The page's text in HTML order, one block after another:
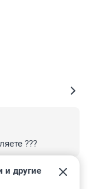
???
и другие